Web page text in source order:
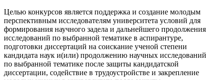
Целью конкурсов является поддержка и создание молодым
перспективным исследователям университета условий для
формирования научного задела и дальнейшего продолжения
исследований по выбранной тематике в аспирантуре,
подготовки диссертаций на соискание ученой степени
кандидата наук и(или) продолжению научных исследований
по выбранной тематике после защиты кандидатской
диссертации, содействие в трудоустройстве и закрепление